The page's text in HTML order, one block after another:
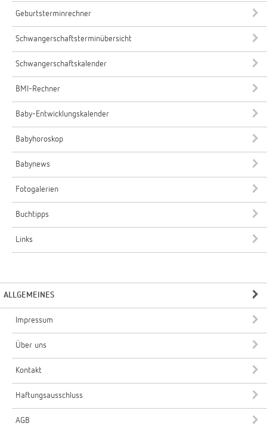
Geburtsterminrechner
Schwangerschaftsterminübersicht
Schwangerschaftskalender
BMI-Rechner
Baby-Entwicklungskalender
Babyhoroskop
Babynews
Fotogalerien
Buchtipps
Links
ALLGEMEINES
Impressum
Über uns
Kontakt
Haftungsausschluss
AGB